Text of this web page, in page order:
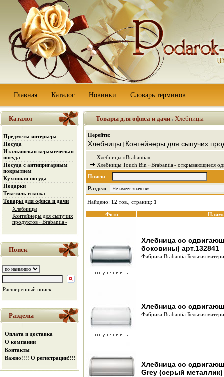
Главная Каталог Новинки Словарь терминов
Каталог
Предметы интерьера
Посуда
Итальянская керамическая
посуда
Посуда с антипригарным
покрытием
Кухонная посуда
Подарки
Текстиль и кожа
Товары для офиса и дачи
Хлебницы
Контейнеры для сыпучих
продуктов «Brabantia»
Поиск
Расширенный поиск
Разделы
Оплата и доставка
О компании
Контакты
Важно!!!! О регистрации!!!!
Товары для офиса и дачи Хлебницы
Перейти:
Хлебницы | Контейнеры для сыпучих
Хлебницы «Brabantia»
Хлебницы Touch Bin «Brabantia» открывающиеся
Поиск:
Раздел:
Найдено: 12 тов., страниц: 1
Фото
Хлебница со
боковины) арт.132841
Фабрика:Brabantia Бельгия
Хлебница со
Фабрика:Brabantia Бельгия
Хлебница со
Grey (серый металлик)